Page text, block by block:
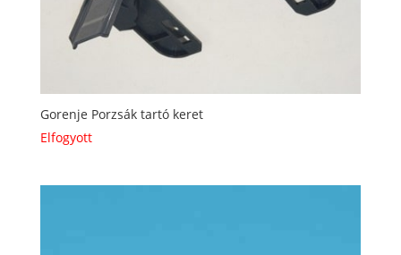
Gorenje Porzsák tartó keret
Elfogyott